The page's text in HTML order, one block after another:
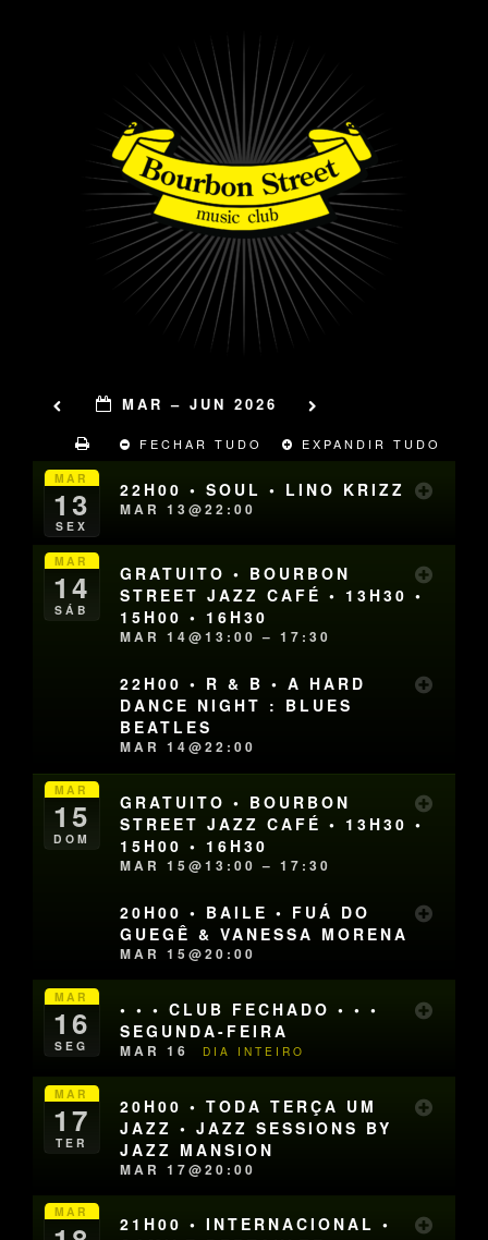
MAR – JUN 2026
FECHAR TUDO EXPANDIR TUDO
MAR
13
SEX
22H00 • SOUL • LINO KRIZZ
MAR 13@22:00
MAR
14
SÁB
GRATUITO • BOURBON
STREET JAZZ CAFÉ • 13H30 •
15H00 • 16H30
MAR 14@13:00 – 17:30
22H00 • R & B • A HARD
DANCE NIGHT : BLUES
BEATLES
MAR 14@22:00
MAR
15
DOM
GRATUITO • BOURBON
STREET JAZZ CAFÉ • 13H30 •
15H00 • 16H30
MAR 15@13:00 – 17:30
20H00 • BAILE • FUÁ DO
GUEGÊ & VANESSA MORENA
MAR 15@20:00
MAR
16
SEG
• • • CLUB FECHADO • • •
SEGUNDA-FEIRA
MAR 16 DIA INTEIRO
MAR
17
TER
20H00 • TODA TERÇA UM
JAZZ • JAZZ SESSIONS BY
JAZZ MANSION
MAR 17@20:00
MAR
21H00 • INTERNACIONAL •